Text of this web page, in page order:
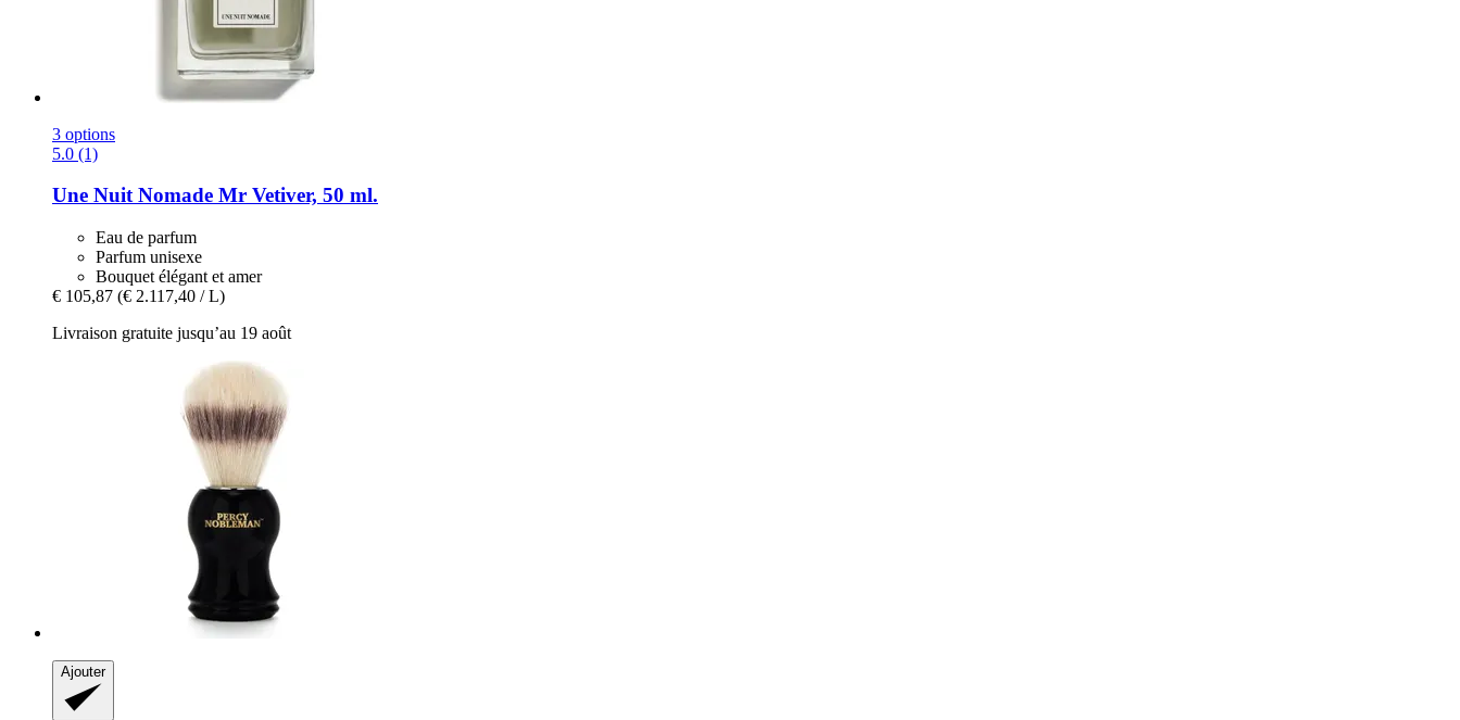
3 options
5.0 (1)
Une Nuit Nomade Mr Vetiver, 50 ml.
Eau de parfum
Parfum unisexe
Bouquet élégant et amer
€ 105,87 (€ 2.117,40 / L)
Livraison gratuite jusqu’au 19 août
Ajouter